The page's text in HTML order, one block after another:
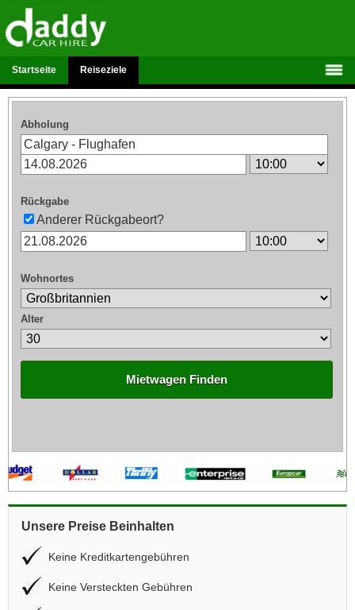
Startseite Reiseziele
Abholung
Rückgabe
Anderer Rückgabeort?
Wohnortes
Alter
Mietwagen Finden
Unsere Preise Beinhalten
Keine Kreditkartengebühren
Keine Versteckten Gebühren